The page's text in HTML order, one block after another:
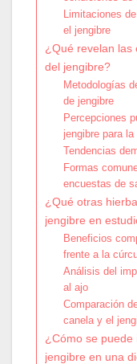
Limitaciones
el jengibre
¿Qué revelan las
del jengibre?
Metodologías
de jengibre
Percepciones
jengibre para la
Tendencias
Formas
encuestas de
¿Qué otras
jengibre en
Beneficios
frente a la
Análisis del
al ajo
Comparación
canela y el
¿Cómo se
jengibre en una